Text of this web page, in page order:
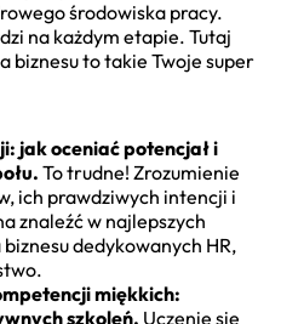
środowiska pracy.
na każdym etapie. Tutaj
biznesu to takie Twoje super
jak oceniać potencjał i
To trudne! Zrozumienie
ich prawdziwych intencji i
znaleźć w najlepszych
dedykowanych HR,
miękkich:
szkoleń. Uczenie się